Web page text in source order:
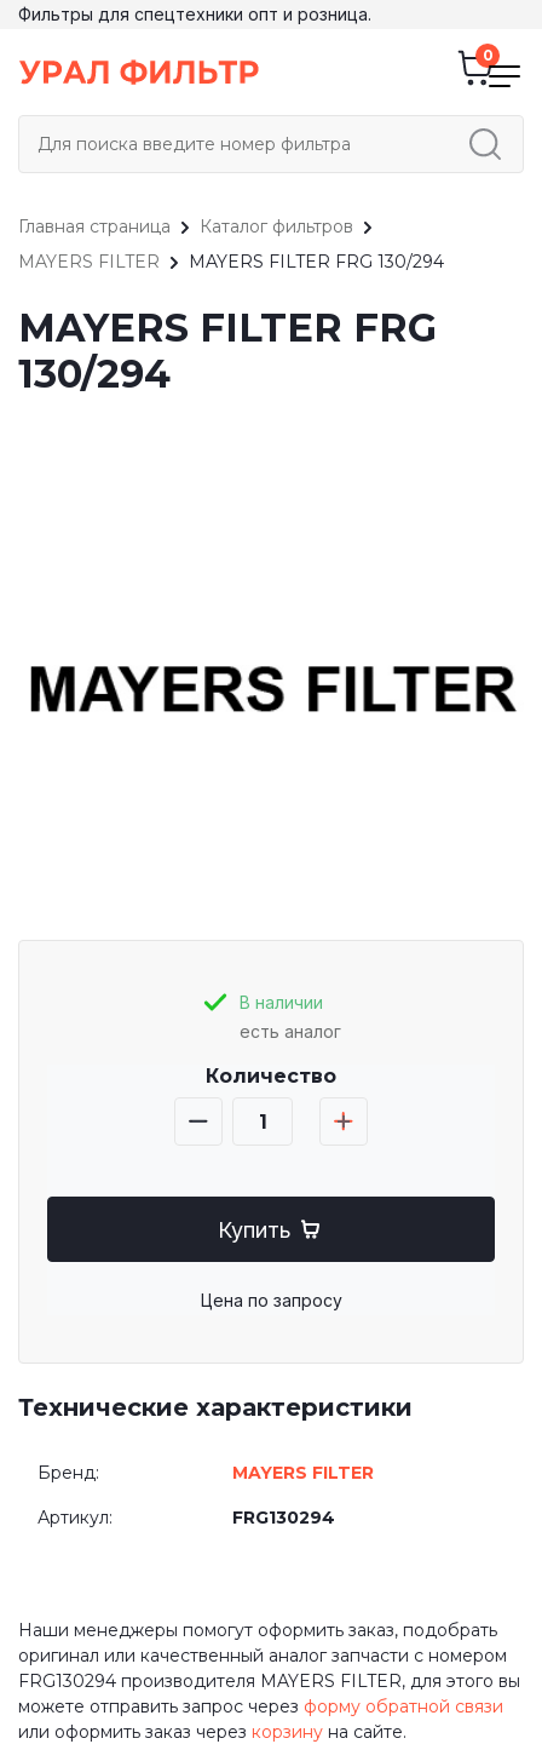
Фильтры для спецтехники опт и розница.
Главная страница
Каталог фильтров
MAYERS FILTER
MAYERS FILTER FRG 130/294
MAYERS FILTER FRG
130/294
В наличии
есть аналог
Количество
Купить
Цена по запросу
Технические характеристики
Бренд: MAYERS FILTER
Артикул: FRG130294
Наши менеджеры помогут оформить заказ, подобрать
оригинал или качественный аналог запчасти с номером
FRG130294 производителя MAYERS FILTER, для этого вы
можете отправить запрос через форму обратной связи
или оформить заказ через корзину на сайте.